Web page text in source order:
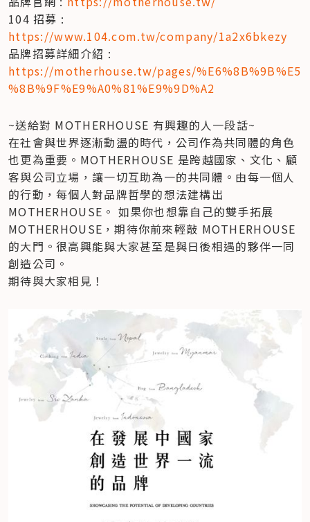
https://www.104.com.tw/company/1a2x6bkezy
https://motherhouse.tw/pages/%E6%8B%9B%E5
%8B%9F%E9%A0%81%E9%9D%A2
~送給對 MOTHERHOUSE 有興趣的人一段話~
在社會與世界逐漸動盪的時代，公司作為共同體的角色
也更為重要。MOTHERHOUSE 是跨越國家、文化、顧
客與公司立場，讓一切互助為一的共同體。由每一個人
的行動，每個人對品牌哲學的想法建構出
MOTHERHOUSE。 如果你也想靠自己的雙手拓展
MOTHERHOUSE，期待你前來輕敲 MOTHERHOUSE
的大門。很高興能與大家甚至是與日後相遇的夥伴一同
創造公司。
期待與大家相見！